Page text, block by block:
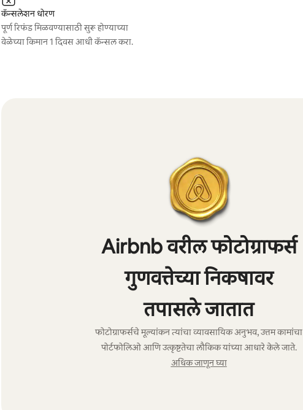
कॅन्सलेशन धोरण
पूर्ण रिफंड मिळवण्यासाठी सुरू होण्याच्या
वेळेच्या किमान 1 दिवस आधी कॅन्सल करा.
Airbnb वरील फोटोग्राफर्स
गुणवत्तेच्या निकषावर
तपासले जातात
फोटोग्राफर्सचे मूल्यांकन त्यांचा व्यावसायिक अनुभव, उत्तम कामांचा
पोर्टफोलिओ आणि उत्कृष्टतेचा लौकिक यांच्या आधारे केले जाते.
अधिक जाणून घ्या